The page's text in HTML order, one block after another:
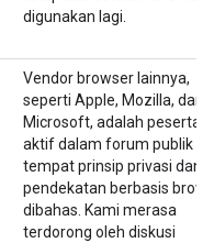
digunakan lagi.
Vendor browser lainnya,
seperti Apple, Mozilla, dan
Microsoft, adalah peserta
aktif dalam forum publik
tempat prinsip privasi dan
pendekatan berbasis
dibahas. Kami merasa
terdorong oleh diskusi